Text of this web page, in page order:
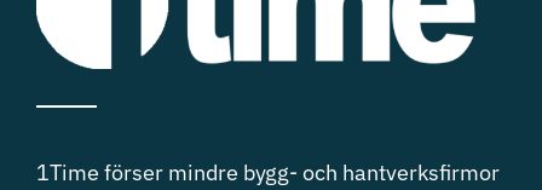
1Time förser mindre bygg- och hantverksfirmor